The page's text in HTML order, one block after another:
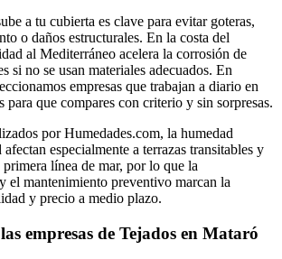
a tu cubierta es clave para evitar goteras,
o daños estructurales. En la costa del
al Mediterráneo acelera la corrosión de
si no se usan materiales adecuados. En
empresas que trabajan a diario en
para que compares con criterio y sin sorpresas.
por Humedades.com, la humedad
especialmente a terrazas transitables y
línea de mar, por lo que la
el mantenimiento preventivo marcan la
y precio a medio plazo.
empresas de Tejados en Mataró